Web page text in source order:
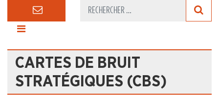
CARTES DE BRUIT
STRATÉGIQUES (CBS)